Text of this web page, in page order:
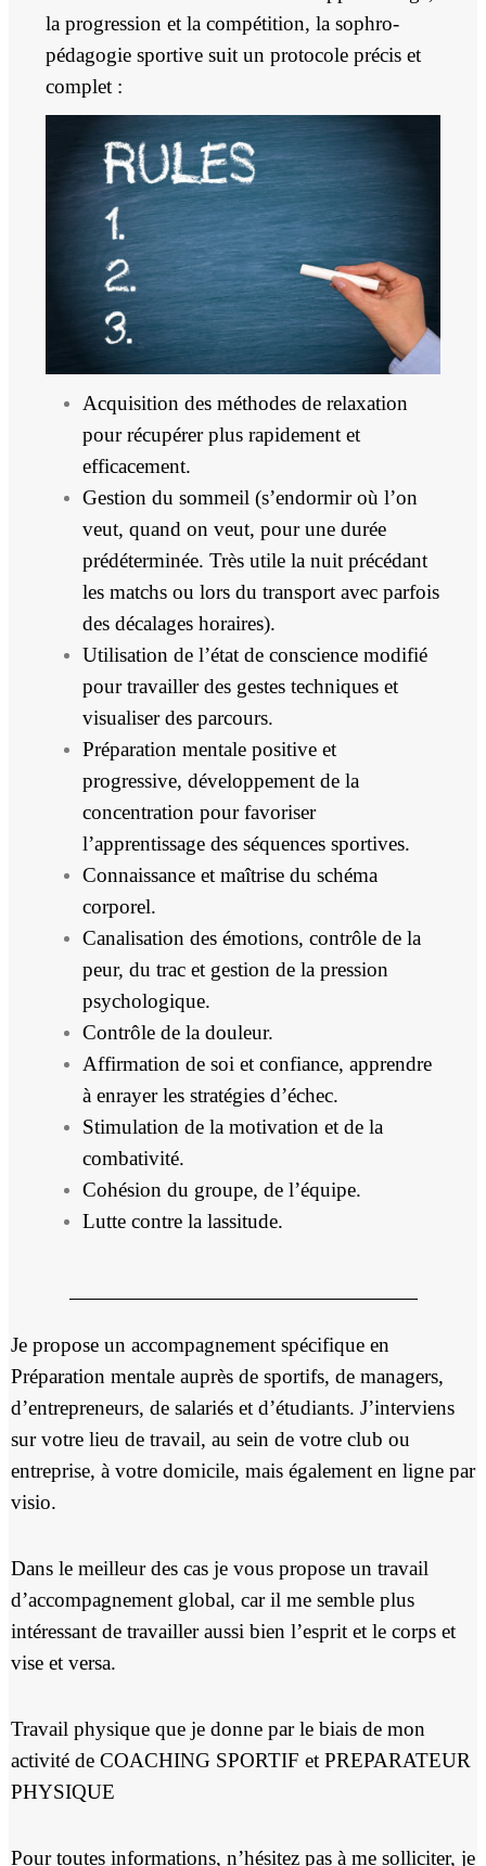
la progression et la compétition, la sophro-
pédagogie sportive suit un protocole précis et
complet :
Acquisition des méthodes de relaxation
pour récupérer plus rapidement et
efficacement.
Gestion du sommeil (s’endormir où l’on
veut, quand on veut, pour une durée
prédéterminée. Très utile la nuit précédant
les matchs ou lors du transport avec parfois
des décalages horaires).
Utilisation de l’état de conscience modifié
pour travailler des gestes techniques et
visualiser des parcours.
Préparation mentale positive et
progressive, développement de la
concentration pour favoriser
l’apprentissage des séquences sportives.
Connaissance et maîtrise du schéma
corporel.
Canalisation des émotions, contrôle de la
peur, du trac et gestion de la pression
psychologique.
Contrôle de la douleur.
Affirmation de soi et confiance, apprendre
à enrayer les stratégies d’échec.
Stimulation de la motivation et de la
combativité.
Cohésion du groupe, de l’équipe.
Lutte contre la lassitude.
Je propose un accompagnement spécifique en
Préparation mentale auprès de sportifs, de managers,
d’entrepreneurs, de salariés et d’étudiants. J’interviens
sur votre lieu de travail, au sein de votre club ou
entreprise, à votre domicile, mais également en ligne par
visio.
Dans le meilleur des cas je vous propose un travail
d’accompagnement global, car il me semble plus
intéressant de travailler aussi bien l’esprit et le corps et
vise et versa.
Travail physique que je donne par le biais de mon
activité de COACHING SPORTIF et PREPARATEUR
PHYSIQUE
Pour toutes informations, n’hésitez pas à me solliciter, je